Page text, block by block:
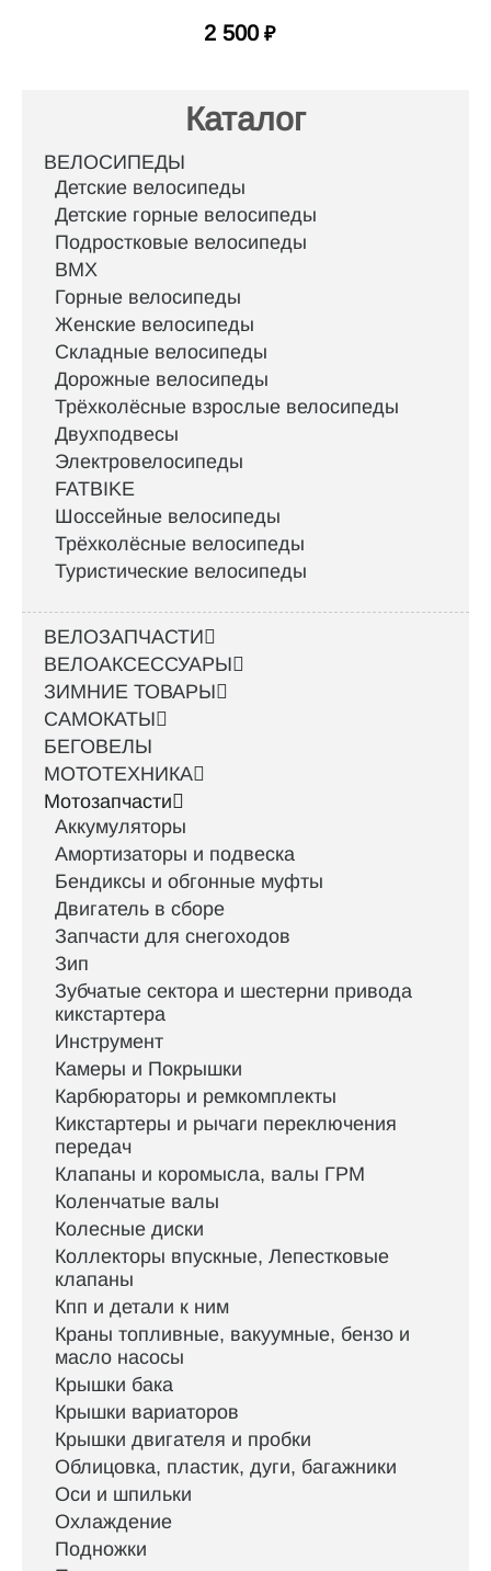
Каталог
ВЕЛОСИПЕДЫ
Детские велосипеды
Детские горные велосипеды
Подростковые велосипеды
BMX
Горные велосипеды
Женские велосипеды
Складные велосипеды
Дорожные велосипеды
Трёхколёсные взрослые велосипеды
Двухподвесы
Электровелосипеды
FATBIKE
Шоссейные велосипеды
Трёхколёсные велосипеды
Туристические велосипеды
ВЕЛОЗАПЧАСТИ
ВЕЛОАКСЕССУАРЫ
ЗИМНИЕ ТОВАРЫ
САМОКАТЫ
БЕГОВЕЛЫ
МОТОТЕХНИКА
Мотозапчасти
Аккумуляторы
Амортизаторы и подвеска
Бендиксы и обгонные муфты
Двигатель в сборе
Запчасти для снегоходов
Зип
Зубчатые сектора и шестерни привода
кикстартера
Инструмент
Камеры и Покрышки
Карбюраторы и ремкомплекты
Кикстартеры и рычаги переключения
передач
Клапаны и коромысла, валы ГРМ
Коленчатые валы
Колесные диски
Коллекторы впускные, Лепестковые
клапаны
Кпп и детали к ним
Краны топливные, вакуумные, бензо и
масло насосы
Крышки бака
Крышки вариаторов
Крышки двигателя и пробки
Облицовка, пластик, дуги, багажники
Оси и шпильки
Охлаждение
Подножки